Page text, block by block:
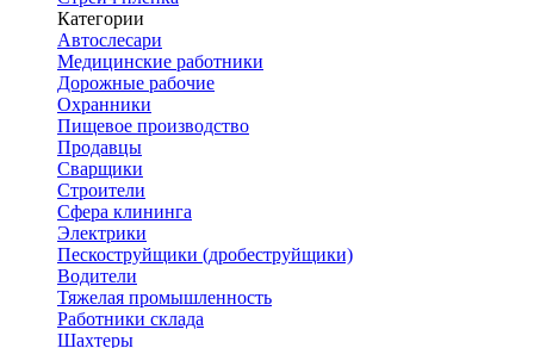
Категории
Автослесари
Медицинские работники
Дорожные рабочие
Охранники
Пищевое производство
Продавцы
Сварщики
Строители
Сфера клининга
Электрики
Пескоструйщики (дробеструйщики)
Водители
Тяжелая промышленность
Работники склада
Шахтеры